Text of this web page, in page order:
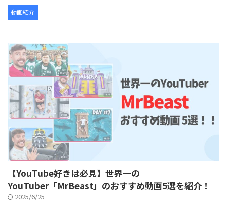
動画紹介
【YouTube好きは必見】世界一の
YouTuber「MrBeast」のおすすめ動画5選を紹介！
2025/6/25